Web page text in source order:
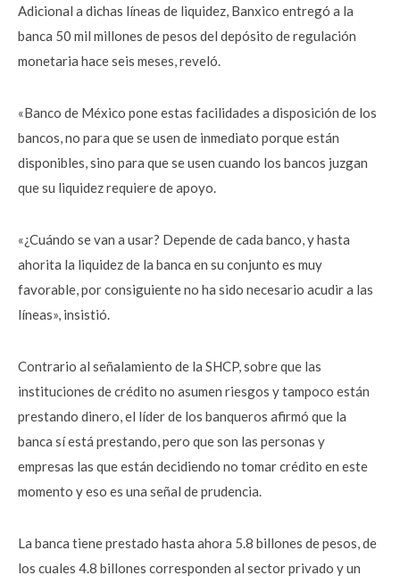
Adicional a dichas líneas de liquidez, Banxico entregó a la
banca 50 mil millones de pesos del depósito de regulación
monetaria hace seis meses, reveló.
«Banco de México pone estas facilidades a disposición de los
bancos, no para que se usen de inmediato porque están
disponibles, sino para que se usen cuando los bancos juzgan
que su liquidez requiere de apoyo.
«¿Cuándo se van a usar? Depende de cada banco, y hasta
ahorita la liquidez de la banca en su conjunto es muy
favorable, por consiguiente no ha sido necesario acudir a las
líneas», insistió.
Contrario al señalamiento de la SHCP, sobre que las
instituciones de crédito no asumen riesgos y tampoco están
prestando dinero, el líder de los banqueros afirmó que la
banca sí está prestando, pero que son las personas y
empresas las que están decidiendo no tomar crédito en este
momento y eso es una señal de prudencia.
La banca tiene prestado hasta ahora 5.8 billones de pesos, de
los cuales 4.8 billones corresponden al sector privado y un